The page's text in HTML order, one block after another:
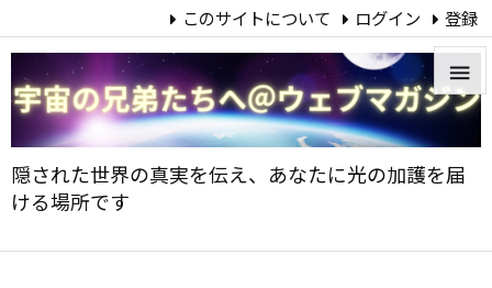
隠された世界の真実を伝え、あなたに光の加護を届
ける場所です


メニ


このサイトについて ログイン 登録